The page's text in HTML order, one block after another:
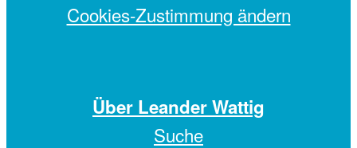
Cookies-Zustimmung ändern
Über Leander Wattig
Suche